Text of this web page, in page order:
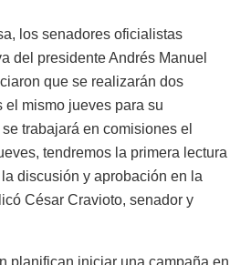
los senadores oficialistas
del presidente Andrés Manuel
que se realizarán dos
mismo jueves para su
trabajará en comisiones el
tendremos la primera lectura
discusión y aprobación en la
César Cravioto, senador y